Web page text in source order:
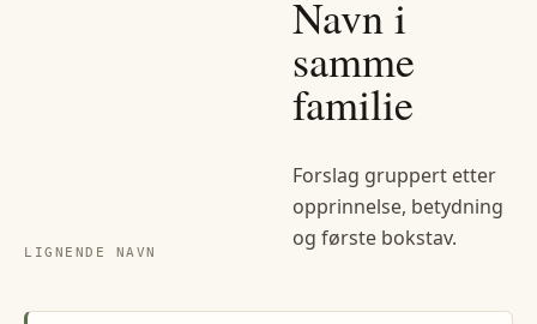
LIGNENDE NAVN
Navn i
samme
familie
Forslag gruppert etter
opprinnelse, betydning
og første bokstav.